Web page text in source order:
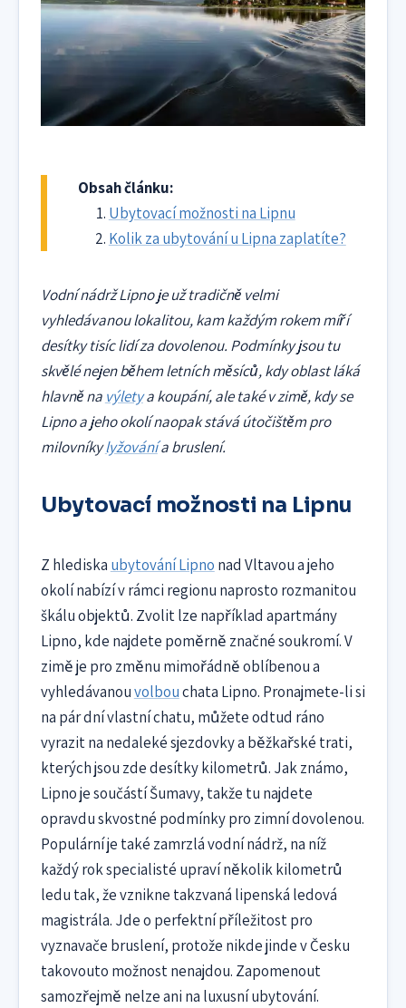
Obsah článku:
Ubytovací možnosti na Lipnu
Kolik za ubytování u Lipna zaplatíte?
Vodní nádrž Lipno je už tradičně velmi
vyhledávanou lokalitou, kam každým rokem míří
desítky tisíc lidí za dovolenou. Podmínky jsou tu
skvělé nejen během letních měsíců, kdy oblast láká
hlavně na výletya koupání, ale také v zimě, kdy se
Lipno a jeho okolí naopak stává útočištěm pro
milovníkylyžovánía bruslení.
Ubytovací možnosti na Lipnu
Z hlediska ubytování Lipno nad Vltavou a jeho
okolí nabízí v rámci regionu naprosto rozmanitou
škálu objektů. Zvolit lze například apartmány
Lipno, kde najdete poměrně značné soukromí. V
zimě je pro změnu mimořádně oblíbenou a
vyhledávanouvolbouchata Lipno. Pronajmete-li si
na pár dní vlastní chatu, můžete odtud ráno
vyrazit na nedaleké sjezdovky a běžkařské trati,
kterých jsou zde desítky kilometrů. Jak známo,
Lipno je součástí Šumavy, takže tu najdete
opravdu skvostné podmínky pro zimní dovolenou.
Populární je také zamrzlá vodní nádrž, na níž
každý rok specialisté upraví několik kilometrů
ledu tak, že vznikne takzvaná lipenská ledová
magistrála. Jde o perfektní příležitost pro
vyznavače bruslení, protože nikde jinde v Česku
takovouto možnost nenajdou. Zapomenout
samozřejmě nelze ani na luxusní ubytování.